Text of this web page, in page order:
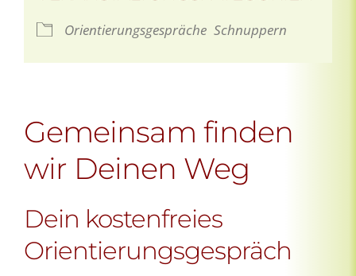
Orientierungsgespräche Schnuppern
Gemeinsam finden
wir Deinen Weg
Dein kostenfreies
Orientierungsgespräch